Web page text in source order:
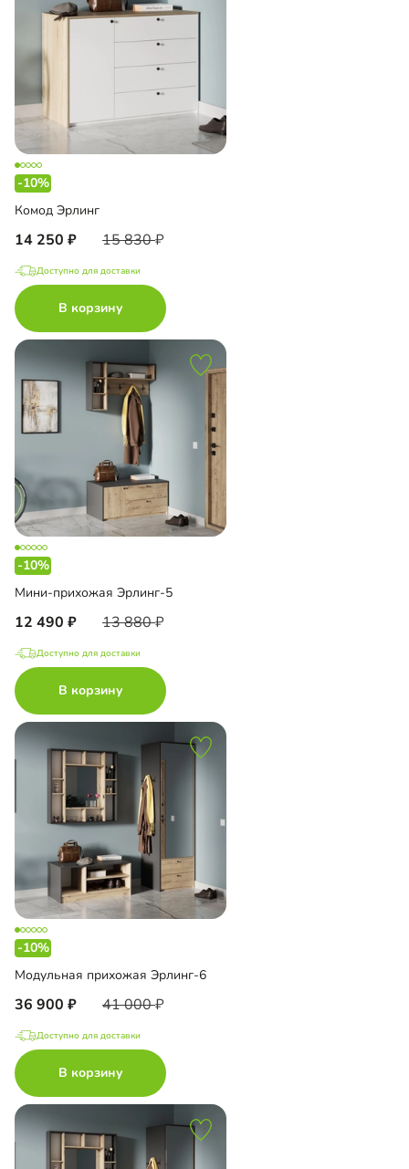
-10%
Комод Эрлинг
14 250 15 830
Доступно для доставки
В корзину
-10%
Мини-прихожая Эрлинг-5
12 490 13 880
Доступно для доставки
В корзину
-10%
Модульная прихожая Эрлинг-6
36 900 41 000
Доступно для доставки
В корзину